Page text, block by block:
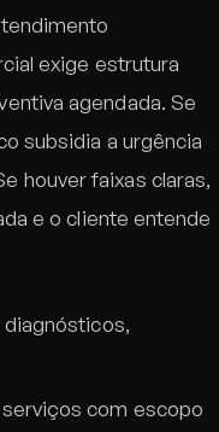
exige estrutura
agendada. Se
subsidia a urgência
houver faixas claras,
e o cliente entende
diagnósticos,
com escopo